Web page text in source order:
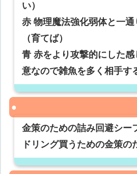
い）
赤 物理魔法強化弱体と一
（育てば）
青 赤をより攻撃的にした
意なので雑魚を多く相手す
金策のための詰み回避シー
ドリング買うための金策